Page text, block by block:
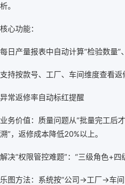
析。
核心功能：
每日产量报表中自动计算“检验数量”
支持按款号、工厂、车间维度查看返
异常返修率自动标红提醒
业务价值：质量问题从“批量完工后
溯”，返修成本降低20%以上。
解决“权限管控难题”：“三级角色+四
乐图方法：系统按“公司→工厂→车